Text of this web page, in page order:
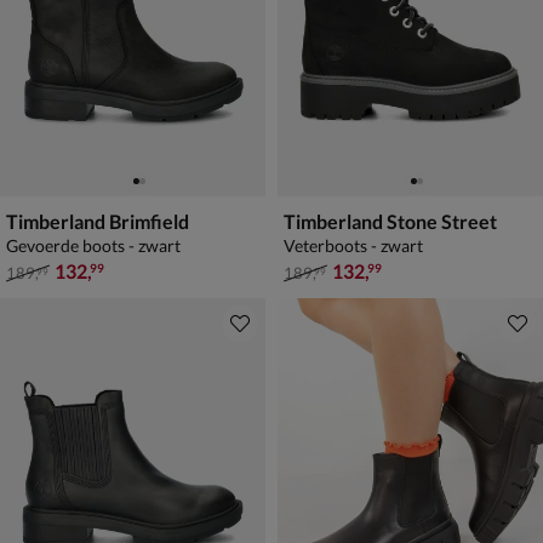
Timberland Brimfield
Gevoerde boots - zwart
van € 189,99 voor € 132,99
189,99 132,99
Timberland Stone Street
Veterboots - zwart
van € 189,99 voor € 132,99
189,99 132,99